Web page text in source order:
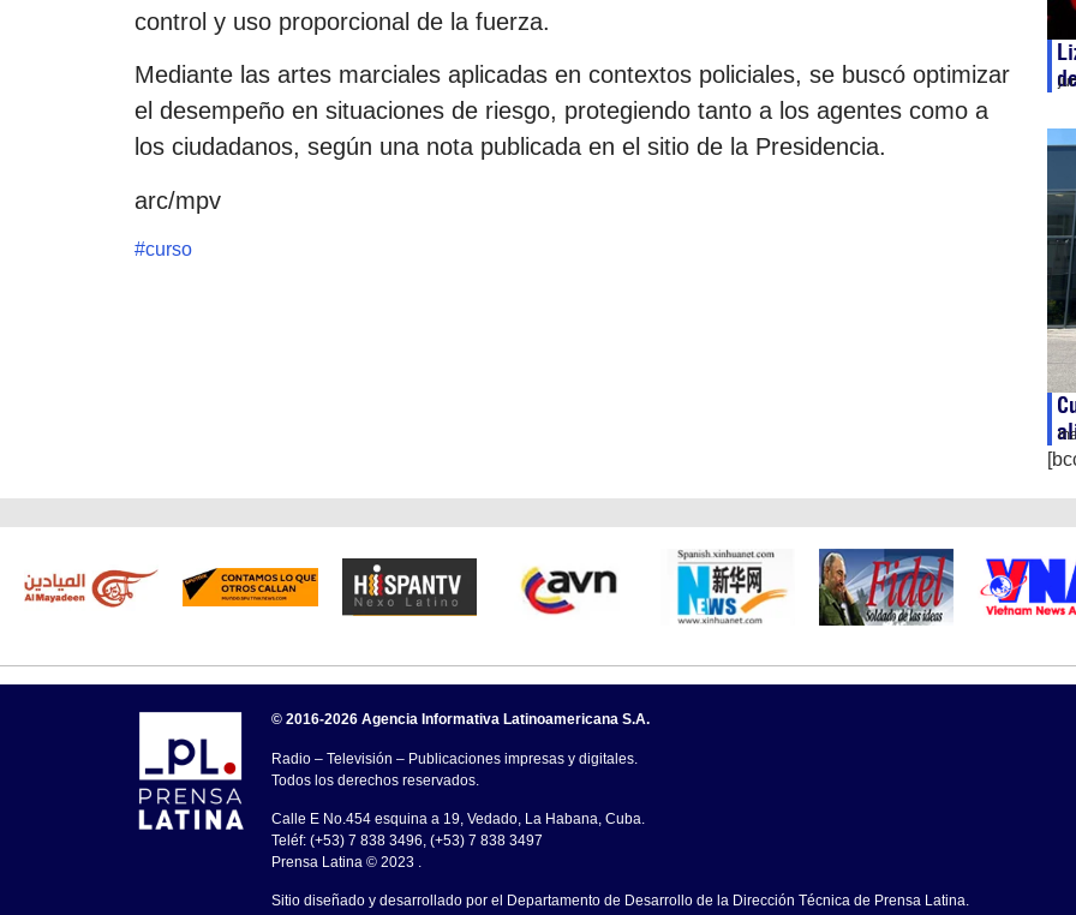
control y uso proporcional de la fuerza.
Mediante las artes marciales aplicadas en contextos policiales, se buscó optimizar
el desempeño en situaciones de riesgo, protegiendo tanto a los agentes como a
los ciudadanos, según una nota publicada en el sitio de la Presidencia.
arc/mpv
#curso
© 2016-2026 Agencia Informativa Latinoamericana S.A.
Radio – Televisión – Publicaciones impresas y digitales.
Todos los derechos reservados.
Calle E No.454 esquina a 19, Vedado, La Habana, Cuba.
Teléf: (+53) 7 838 3496, (+53) 7 838 3497
Prensa Latina © 2023 .
Sitio diseñado y desarrollado por el Departamento de Desarrollo de la Dirección Técnica de Prensa Latina.